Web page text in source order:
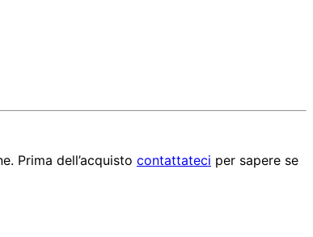
Prima dell’acquisto contattateci per sapere se